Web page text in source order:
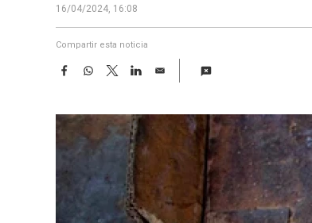
16/04/2024, 16:08
Compartir esta noticia
F
e
b
k
W
t
A
p
T
w
t
t
e
r
L
k
e
d
n
E
i